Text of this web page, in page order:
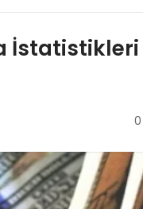
İstatistikleri
0